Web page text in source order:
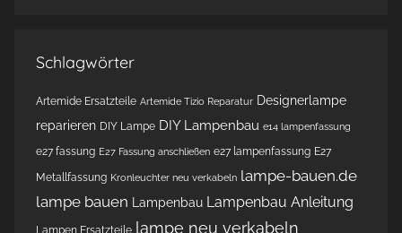
Schlagwörter
Artemide Ersatzteile Artemide Tizio Reparatur Designerlampe
reparieren DIY Lampe DIY Lampenbau e14 lampenfassung
e27 fassung E27 Fassung anschließen e27 lampenfassung E27
Metallfassung Kronleuchter neu verkabeln lampe-bauen.de
lampe bauen
Lampenbau Lampenbau Anleitung
Lampen Ersatzteile lampe neu verkabeln